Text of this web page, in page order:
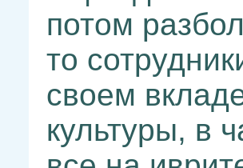
потом
то
своем
культуры, в